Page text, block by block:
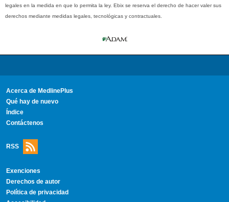
legales en la medida en que lo permita la ley. Ebix se reserva el derecho de hacer valer sus
derechos mediante medidas legales, tecnológicas y contractuales.
Acerca de MedlinePlus
Qué hay de nuevo
Índice
Contáctenos
RSS
Exenciones
Derechos de autor
Política de privacidad